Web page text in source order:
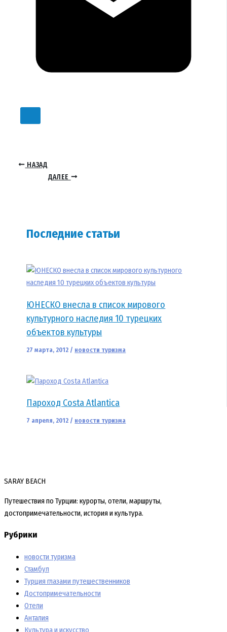
НАЗАД
ДАЛЕЕ
Последние статьи
ЮНЕСКО внесла в список мирового
культурного наследия 10 турецких
объектов культуры
27 марта, 2012 / новости туризма
Пароход Costa Atlantica
7 апреля, 2012 / новости туризма
SARAY BEACH
Путешествия по Турции: курорты, отели, маршруты,
достопримечательности, история и культура.
Рубрики
новости туризма
Стамбул
Турция глазами путешественников
Достопримечательности
Отели
Анталия
Культура и искусство